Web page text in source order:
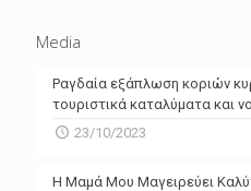
Media
Ραγδαία εξάπλωση κοριών
τουριστικά καταλύματα και
23/10/2023
Η Μαμά Μου Μαγειρεύει